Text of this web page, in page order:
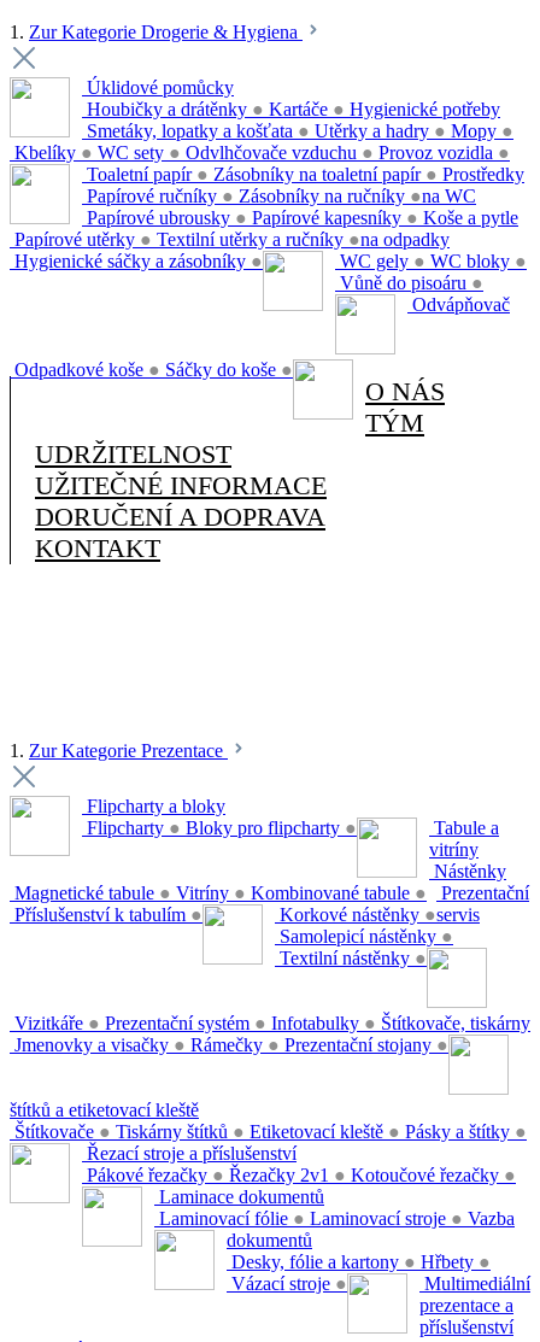
1. Zur Kategorie Drogerie & Hygiena
Úklidové pomůcky
Houbičky a drátěnky ● Kartáče ●
Smetáky, lopatky a košťata ● Utěrky a hadry ● Mopy ●
Kbelíky ● WC sety ● Odvlhčovače vzduchu ● Provoz vozidla ●
Hygienické potřeby
Toaletní papír ● Zásobníky na toaletní papír ●
Papírové ručníky ● Zásobníky na ručníky ●
Papírové ubrousky ● Papírové kapesníky ●
Papírové utěrky ● Textilní utěrky a ručníky ●
Hygienické sáčky a zásobníky ●
Prostředky
na WC
WC gely ● WC bloky ●
Vůně do pisoáru ●
Koše a pytle
na odpadky
Odpadkové koše ● Sáčky do koše ●
Odvápňovač
O NÁS
TÝM
UDRŽITELNOST
UŽITEČNÉ INFORMACE
DORUČENÍ A DOPRAVA
KONTAKT
1. Zur Kategorie Prezentace
Flipcharty a bloky
Flipcharty ● Bloky pro flipcharty ●
Tabule a
vitríny
Magnetické tabule ● Vitríny ● Kombinované tabule ●
Příslušenství k tabulím ●
Nástěnky
Korkové nástěnky ●
Samolepicí nástěnky ●
Textilní nástěnky ●
Prezentační
servis
Vizitkáře ● Prezentační systém ● Infotabulky ●
Jmenovky a visačky ● Rámečky ● Prezentační stojany ●
Štítkovače, tiskárny
štítků a etiketovací kleště
Štítkovače ● Tiskárny štítků ● Etiketovací kleště ● Pásky a štítky ●
Řezací stroje a příslušenství
Pákové řezačky ● Řezačky 2v1 ● Kotoučové řezačky ●
Laminace dokumentů
Laminovací fólie ● Laminovací stroje ● Vazba
dokumentů
Desky, fólie a kartony ● Hřbety ●
Vázací stroje ●
Multimediální
prezentace a
příslušenství